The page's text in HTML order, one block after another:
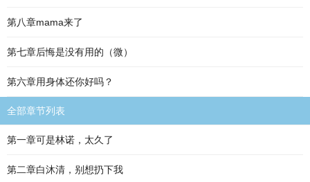
第八章mama来了
第七章后悔是没有用的（微）
第六章用身体还你好吗？
全部章节列表
第一章可是林诺，太久了
第二章白沐清，别想扔下我